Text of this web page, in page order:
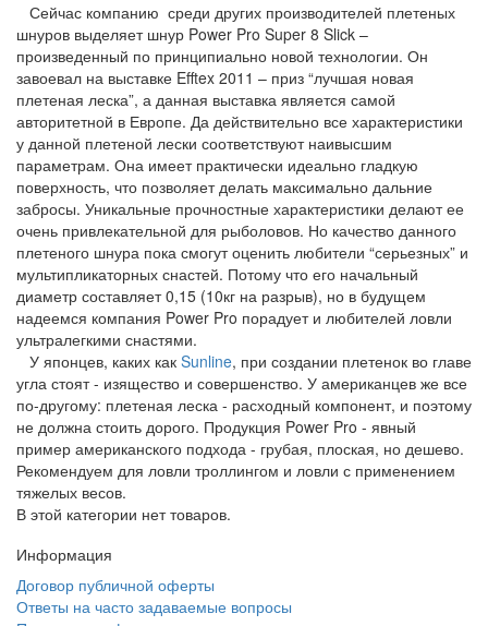
Сейчас компанию среди других производителей плетеных
шнуров выделяет шнур Power Pro Super 8 Slick –
произведенный по принципиально новой технологии. Он
завоевал на выставке Efftex 2011 – приз “лучшая новая
плетеная леска”, а данная выставка является самой
авторитетной в Европе. Да действительно все характеристики
у данной плетеной лески соответствуют наивысшим
параметрам. Она имеет практически идеально гладкую
поверхность, что позволяет делать максимально дальние
забросы. Уникальные прочностные характеристики делают ее
очень привлекательной для рыболовов. Но качество данного
плетеного шнура пока смогут оценить любители “серьезных” и
мультипликаторных снастей. Потому что его начальный
диаметр составляет 0,15 (10кг на разрыв), но в будущем
надеемся компания Power Pro порадует и любителей ловли
ультралегкими снастями.
У японцев, каких как Sunline, при создании плетенок во главе
угла стоят - изящество и совершенство. У американцев же все
по-другому: плетеная леска - расходный компонент, и поэтому
не должна стоить дорого. Продукция Power Pro - явный
пример американского подхода - грубая, плоская, но дешево.
Рекомендуем для ловли троллингом и ловли с применением
тяжелых весов.
В этой категории нет товаров.
Информация
Договор публичной оферты
Ответы на часто задаваемые вопросы